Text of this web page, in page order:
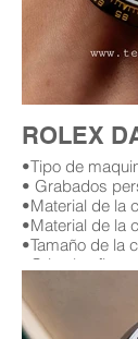
ROLEX
•Tipo de
• Grabados
•Material de la
•Material de la
•Tamaño de la
•Cristal zafiro
•Garantía (12)
garantía)
Replica AAA